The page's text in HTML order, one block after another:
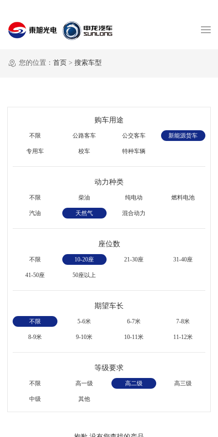
您的位置： 首页 > 搜索车型
购车用途
不限 公路客车 公交客车 新能源货车
专用车 校车 特种车辆
动力种类
不限 柴油 纯电动 燃料电池
汽油 天然气 混合动力
座位数
不限 10-20座 21-30座 31-40座
41-50座 50座以上
期望车长
不限 5-6米 6-7米 7-8米
8-9米 9-10米 10-11米 11-12米
等级要求
不限 高一级 高二级 高三级
中级 其他